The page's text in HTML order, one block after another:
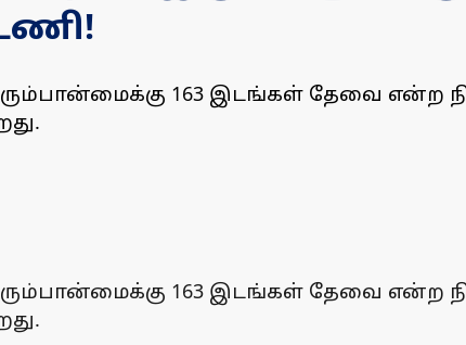
163 இடங்கள் தேவை
163 இடங்கள் தேவை